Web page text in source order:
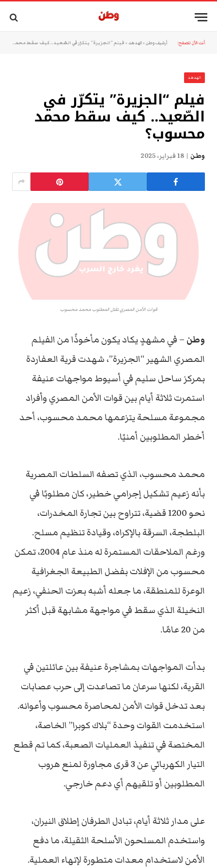
أنت الآن تتصفح: أرشيف وطن »الهدهد » فيلم “الجزيرة” يتكرّر في الصّعيد.. كيف سقط محمد محسوب؟
الهدهد
فيلم “الجزيرة” يتكرّر في
الصّعيد.. كيف سقط محمد
محسوب؟
وطن 18 فبراير، 2025
قوات الأمن المصري تقتل المطلوب محمد محسوب
وطن – في مشهدٍ يكاد يكون مأخوذًا من الفيلم
المصري الشهير “الجزيرة”، شهدت قرية العفاردة
بمركز ساحل سليم في أسيوط مواجهات عنيفة
استمرت ثلاثة أيام بين قوات الأمن المصري وأفراد
مجموعة مسلحة يتزعمها محمد محسوب، أحد
أخطر المطلوبين أمنيًا.
محمد محسوب، الذي تصفه السلطات المصرية
بأنه زعيم تشكيل إجرامي خطير، كان مطلوبًا في
نحو 1200 قضية، تتراوح بين تجارة المخدرات،
البلطجة، السرقة بالإكراه، وقيادة تنظيم مسلح.
ورغم الملاحقات المستمرة له منذ عام 2004، تمكن
محسوب من الإفلات بفضل الطبيعة الجغرافية
الوعرة للمنطقة، ما جعله أشبه بعزت الحنفي، زعيم
النخيلة الذي سقط في مواجهة مشابهة قبل أكثر
من 20 عامًا.
بدأت المواجهات بمشاجرة عنيفة بين عائلتين في
القرية، لكنها سرعان ما تصاعدت إلى حرب عصابات
بعد تدخل قوات الأمن لمحاصرة محسوب وأعوانه.
استخدمت القوات وحدة “بلاك كوبرا” الخاصة،
المختصة في تنفيذ العمليات الصعبة، كما تم قطع
التيار الكهربائي عن 3 قرى مجاورة لمنع هروب
المطلوبين أو تلقيهم أي دعم خارجي.
على مدار ثلاثة أيام، تبادل الطرفان إطلاق النيران،
واستخدم المسلحون الأسلحة الثقيلة، ما دفع
الأمن لاستخدام معدات متطورة لإنهاء العملية.